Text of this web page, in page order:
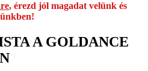
, érezd jól magadat velünk és
A GOLDANCE